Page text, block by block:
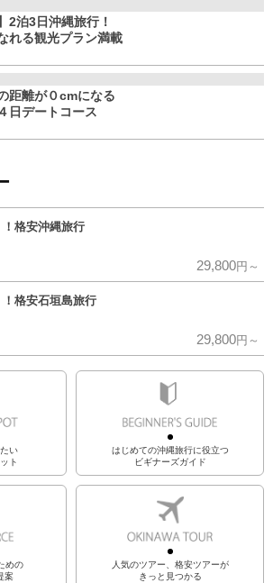
2泊3日沖縄旅行！
れる観光プラン満載
距離が０cmになる
日デートコース
格安沖縄旅行
29,800円～
格安石垣島旅行
29,800円～
い
ト
はじめての沖縄旅行に役立つ
ビギナーズガイド
めの
案
人気のツアー、格安ツアーが
きっと見つかる